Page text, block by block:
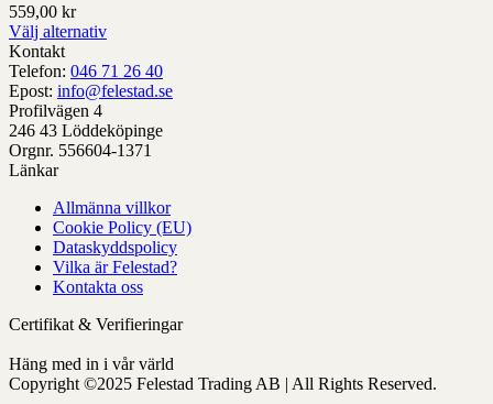
på
produktens
sida
559,00 kr
Välj alternativ
Denna
produkt
har
alternativ
som
kan
väljas
produktens
Kontakt
Telefon: 046 71 26 40
Epost: info@felestad.se
Profilvägen 4
246 43 Löddeköpinge
Orgnr. 556604-1371
Länkar
Allmänna villkor
Cookie Policy (EU)
Dataskyddspolicy
Vilka är Felestad?
Kontakta oss
Certifikat & Verifieringar
Häng med in i vår värld
Copyright ©2025 Felestad Trading AB | All Rights Reserved.